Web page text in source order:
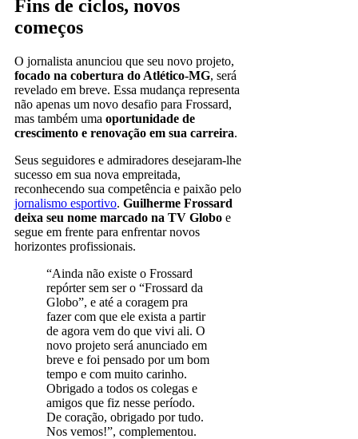
Fins de ciclos, novos
começos
O jornalista anunciou que seu novo projeto,
focado na cobertura do Atlético-MG, será
revelado em breve. Essa mudança representa
não apenas um novo desafio para Frossard,
mas também uma oportunidade de
crescimento e renovação em sua carreira.
Seus seguidores e admiradores desejaram-lhe
sucesso em sua nova empreitada,
reconhecendo sua competência e paixão pelo
jornalismo esportivo. Guilherme Frossard
deixa seu nome marcado na TV Globo e
segue em frente para enfrentar novos
horizontes profissionais.
“Ainda não existe o Frossard
repórter sem ser o “Frossard da
Globo”, e até a coragem pra
fazer com que ele exista a partir
de agora vem do que vivi ali. O
novo projeto será anunciado em
breve e foi pensado por um bom
tempo e com muito carinho.
Obrigado a todos os colegas e
amigos que fiz nesse período.
De coração, obrigado por tudo.
Nos vemos!”, complementou.